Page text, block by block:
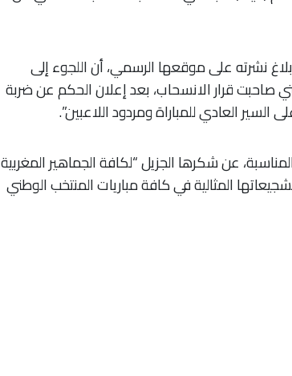
نشرته على موقعها الرسمي، أن اللجوء إلى
صاحبت قرار الانسحاب، بعد إعلان الحكم عن ضربة
العادي للمباراة ومردود اللاعبين”.
عن شكرها الجزيل “لكافة الجماهير المغربية
المثالية في كافة مباريات المنتخب الوطني